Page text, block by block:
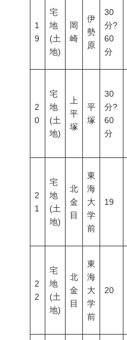
1
9
宅
地
(土
地)
岡
崎
伊
勢
原
30
分?
60
分
2
0
宅
地
(土
地)
上
平
塚
平
塚
30
分?
60
分
2
1
宅
地
(土
地)
北
金
目
東
海
大
学
前
19
2
2
宅
地
(土
地)
北
金
目
東
海
大
学
前
20